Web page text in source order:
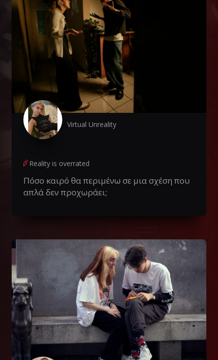
Virtual Unreality
Reality is overrated
Πόσο καιρό θα περιμένω σε μια σχέση που
απλά δεν προχωράει;